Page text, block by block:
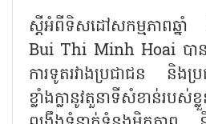
ស្តីអំពីទិសដៅសកម្មភាព
Bui Thi Minh Hoai បាន
ការទូតរវាងប្រជាជន និងប្
ខ្លាំងក្លានូវតួនាទីសំខាន់របស់